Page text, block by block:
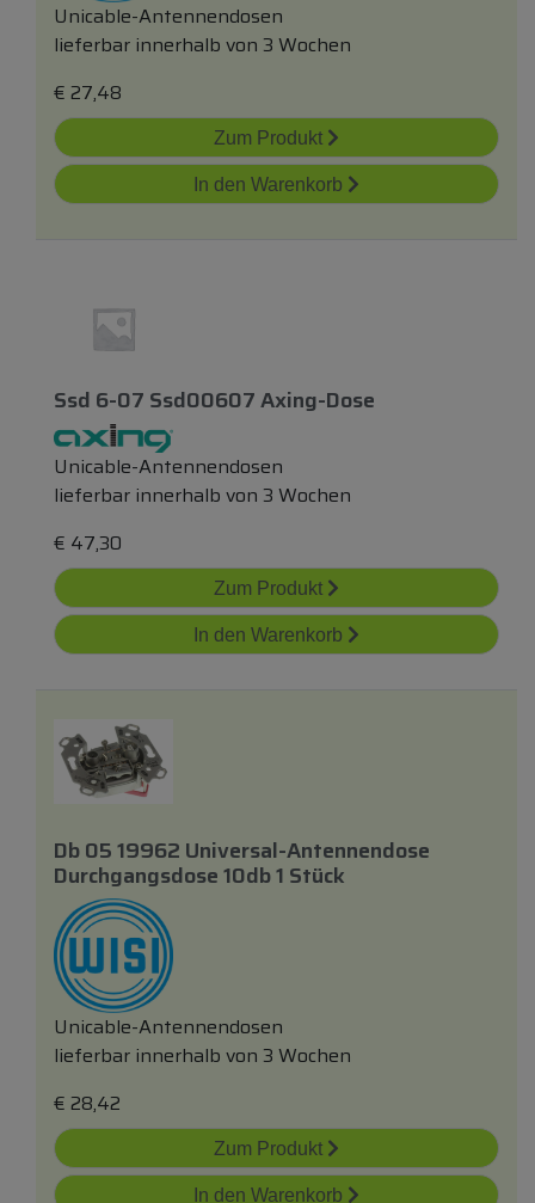
Unicable-Antennendosen
lieferbar innerhalb von 3 Wochen
€ 27,48
Zum Produkt
In den Warenkorb
Ssd 6-07 Ssd00607 Axing-Dose
Unicable-Antennendosen
lieferbar innerhalb von 3 Wochen
€ 47,30
Zum Produkt
In den Warenkorb
Db 05 19962 Universal-Antennendose
Durchgangsdose 10db 1 Stück
Unicable-Antennendosen
lieferbar innerhalb von 3 Wochen
€ 28,42
Zum Produkt
In den Warenkorb